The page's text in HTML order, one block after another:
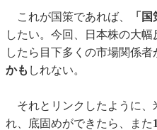
これが国策であれば、 「
したい。今回、日本株の大
したら目下多くの市場関係者
かも しれない。
それとリンクしたように、
れ、底固めができたら、また